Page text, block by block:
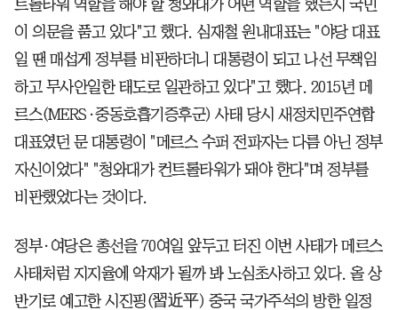
트롤타워 역할을 해야 할 청와대가 어떤 역할을 했는지 국민
이 의문을 품고 있다"고 했다. 심재철 원내대표는 "야당 대표
일 땐 매섭게 정부를 비판하더니 대통령이 되고 나선 무책임
하고 무사안일한 태도로 일관하고 있다"고 했다. 2015년 메
르스(MERS·중동호흡기증후군) 사태 당시 새정치민주연합
대표였던 문 대통령이 "메르스 수퍼 전파자는 다름 아닌 정부
자신이었다" "청와대가 컨트롤타워가 돼야 한다"며 정부를
비판했었다는 것이다.
정부·여당은 총선을 70여일 앞두고 터진 이번 사태가 메르스
사태처럼 지지율에 악재가 될까 봐 노심초사하고 있다. 올 상
반기로 예고한 시진핑(習近平) 중국 국가주석의 방한 일정